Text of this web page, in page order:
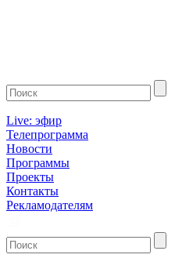
Live: эфир
Телепрограмма
Новости
Программы
Проекты
Контакты
Рекламодателям